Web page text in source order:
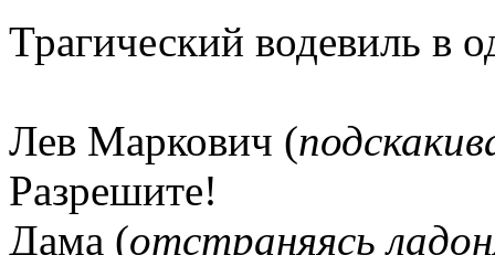
Трагический водевиль в
Лев Маркович (
Разрешите!
Дама (отстраняясь